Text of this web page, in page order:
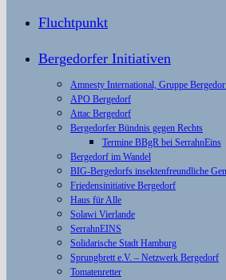
Fluchtpunkt
Bergedorfer Initiativen
Amnesty International, Gruppe
APO Bergedorf
Attac Bergedorf
Bergedorfer Bündnis gegen Rechts
Termine BBgR bei SerrahnEins
Bergedorf im Wandel
BIG-Bergedorfs insektenfreundliche
Friedensinitiative Bergedorf
Haus für Alle
Solawi Vierlande
SerrahnEINS
Solidarische Stadt Hamburg
Sprungbrett e.V. – Netzwerk Bergedorf
Tomatenretter